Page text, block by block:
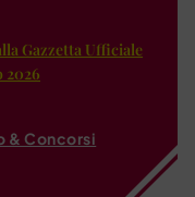
Gazzetta Ufficiale
2026
& Concorsi